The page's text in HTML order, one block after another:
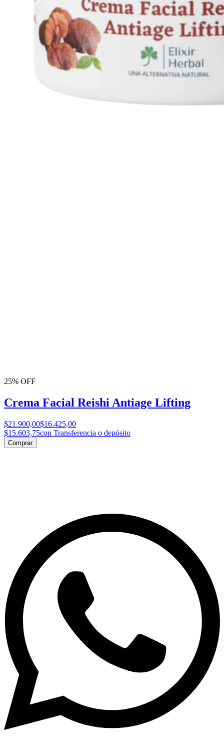
25% OFF
Crema Facial Reishi Antiage Lifting
$21.900,00$16.425,00
$15.603,75con Transferencia o depósito
Comprar